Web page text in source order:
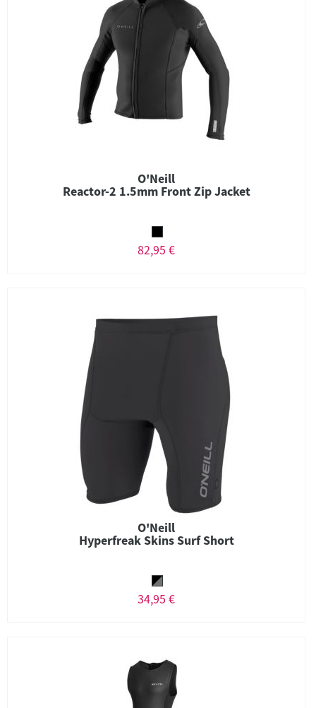
O'Neill
Reactor-2 1.5mm Front Zip Jacket
82,95 €
O'Neill
Hyperfreak Skins Surf Short
34,95 €